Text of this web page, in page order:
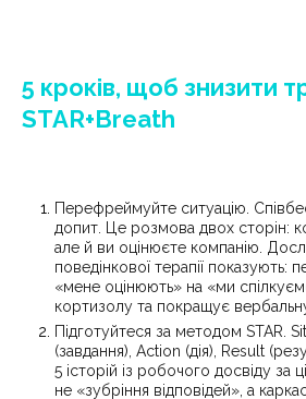
5 кроків, щоб знизити
STAR+Breath
Перефреймуйте ситуацію.
допит. Це розмова двох сторін:
але й ви оцінюєте компанію.
поведінкової терапії
«мене оцінюють» на «ми
кортизолу та покращує
Підготуйтеся за методом STAR.
(завдання), Action (дія), Result
5 історій із робочого досвіду
не «зубріння відповідей», а